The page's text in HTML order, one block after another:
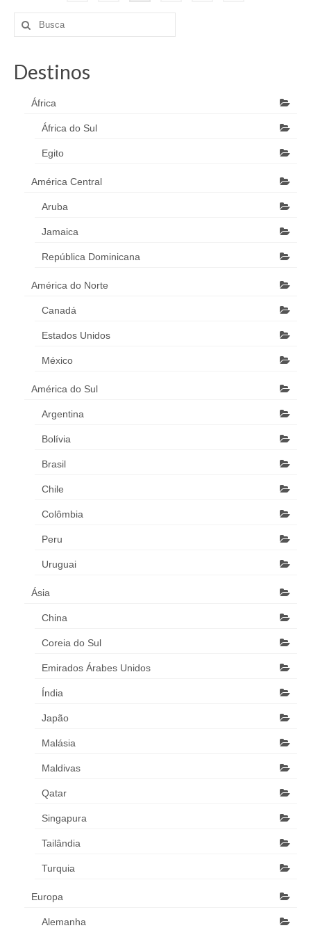
Destinos
África
África do Sul
Egito
América Central
Aruba
Jamaica
República Dominicana
América do Norte
Canadá
Estados Unidos
México
América do Sul
Argentina
Bolívia
Brasil
Chile
Colômbia
Peru
Uruguai
Ásia
China
Coreia do Sul
Emirados Árabes Unidos
Índia
Japão
Malásia
Maldivas
Qatar
Singapura
Tailândia
Turquia
Europa
Alemanha